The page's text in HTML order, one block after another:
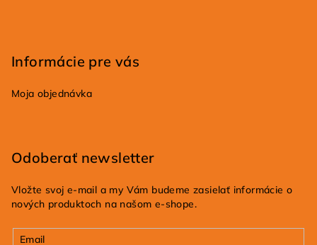
Informácie pre vás
Moja objednávka
Odoberať newsletter
Vložte svoj e-mail a my Vám budeme zasielať informácie o
nových produktoch na našom e-shope.
Email